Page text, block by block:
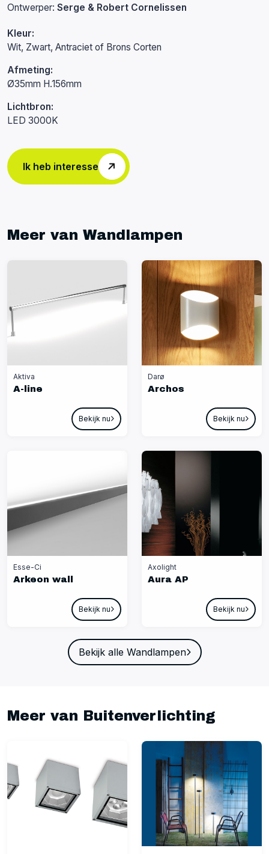
Ontwerper: Serge & Robert Cornelissen
Kleur:
Wit, Zwart, Antraciet of Brons Corten
Afmeting:
Ø35mm H.156mm
Lichtbron:
LED 3000K
Ik heb interesse
Meer van Wandlampen
Aktiva
A-line
Bekijk nu
Darø
Archos
Bekijk nu
Esse-Ci
Arkeon wall
Bekijk nu
Axolight
Aura AP
Bekijk nu
Bekijk alle Wandlampen
Meer van Buitenverlichting